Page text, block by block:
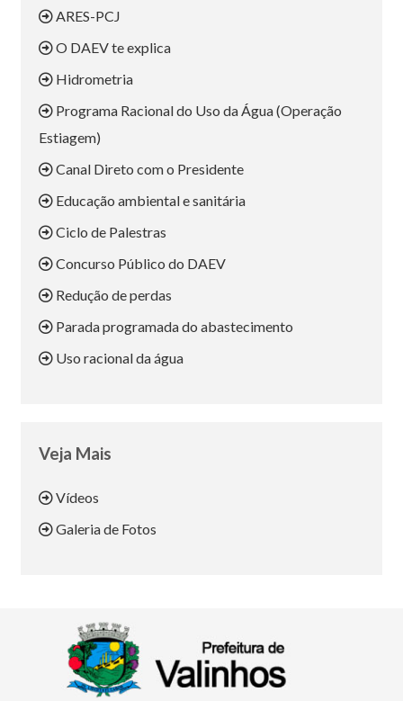
ARES-PCJ
O DAEV te explica
Hidrometria
Programa Racional do Uso da Água (Operação
Estiagem)
Canal Direto com o Presidente
Educação ambiental e sanitária
Ciclo de Palestras
Concurso Público do DAEV
Redução de perdas
Parada programada do abastecimento
Uso racional da água
Veja Mais
Vídeos
Galeria de Fotos